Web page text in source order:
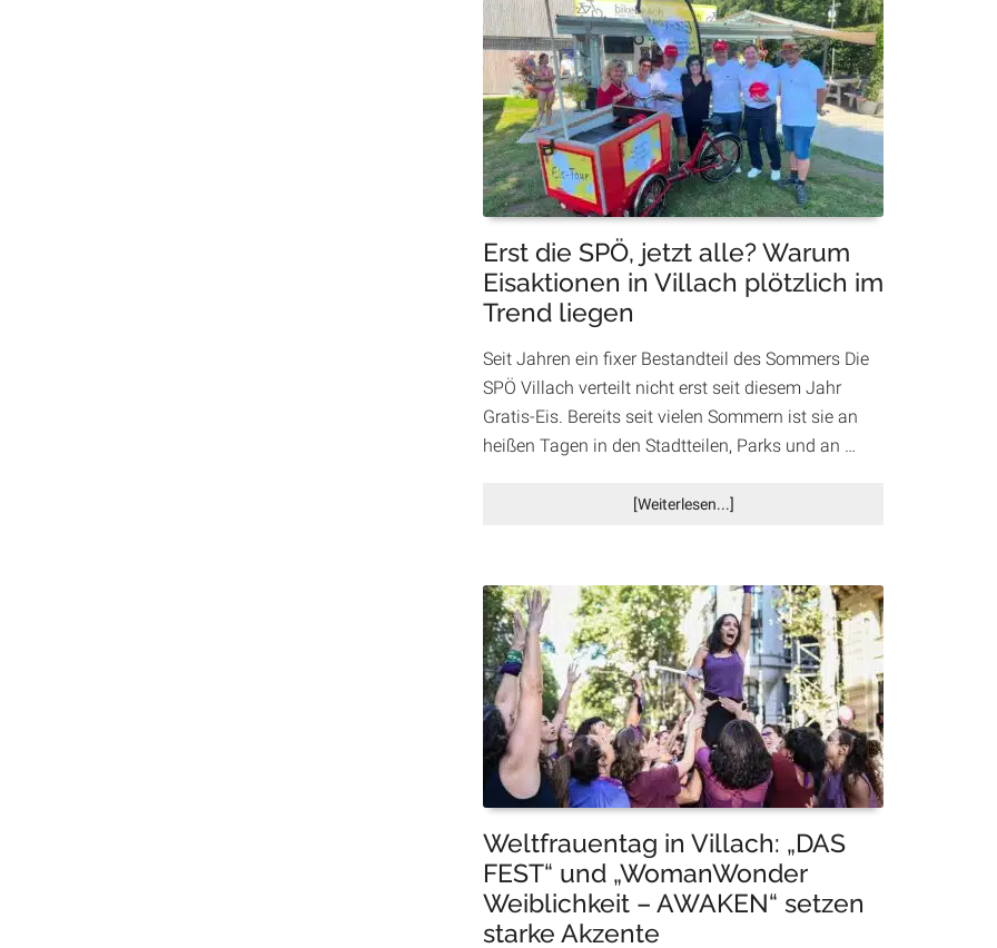
Unterstützung
für
Eltern:
Villach
bietet
Betreuung
in
den
Herbstferien
Erst die SPÖ, jetzt alle? Warum
Eisaktionen in Villach plötzlich im
Trend liegen
Seit Jahren ein fixer Bestandteil des Sommers Die
SPÖ Villach verteilt nicht erst seit diesem Jahr
Gratis-Eis. Bereits seit vielen Sommern ist sie an
heißen Tagen in den Stadtteilen, Parks und an …
[Weiterlesen...]Infos
die
SPÖ,
jetzt
alle?
Warum
Eisaktionen
in
Villach
plötzlich
Trend
liegen
Weltfrauentag in Villach: „DAS
FEST“ und „WomanWonder
Weiblichkeit – AWAKEN“ setzen
starke Akzente